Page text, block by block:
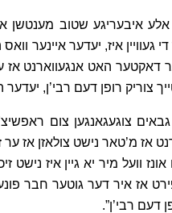
אלע איבעריגע שטוב
די געוויין איז, יעדער איינער
דאקטער האט אנגעווארנט אז
צוריק רופן דעם רבי’ן,
צוגעגאנגען צום
מ’טאר נישט צולאזן אז ער
וועל מיר יא גיין איז
אז איר דער גוטער חבר
דעם רבי’ן”.